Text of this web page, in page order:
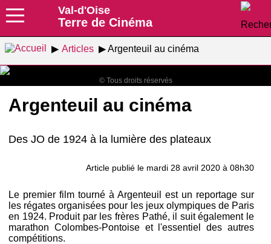
Val-d'Oise
Terre de Cinéma
Articles Argenteuil au cinéma
© Tous droits réservés
Argenteuil au cinéma
Des JO de 1924 à la lumière des plateaux
Article publié le mardi 28 avril 2020 à 08h30
Le premier film tourné à Argenteuil est un reportage sur
les régates organisées pour les jeux olympiques de Paris
en 1924. Produit par les frères Pathé, il suit également le
marathon Colombes-Pontoise et l'essentiel des autres
compétitions.